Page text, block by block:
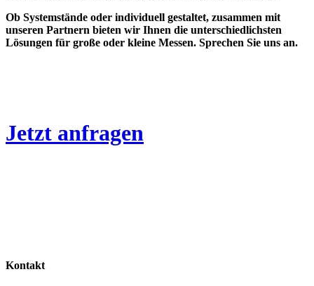
Ob Systemstände oder individuell gestaltet, zusammen mit
unseren Partnern bieten wir Ihnen die unterschiedlichsten
Lösungen für große oder kleine Messen. Sprechen Sie uns an.
Jetzt anfragen
Kontakt